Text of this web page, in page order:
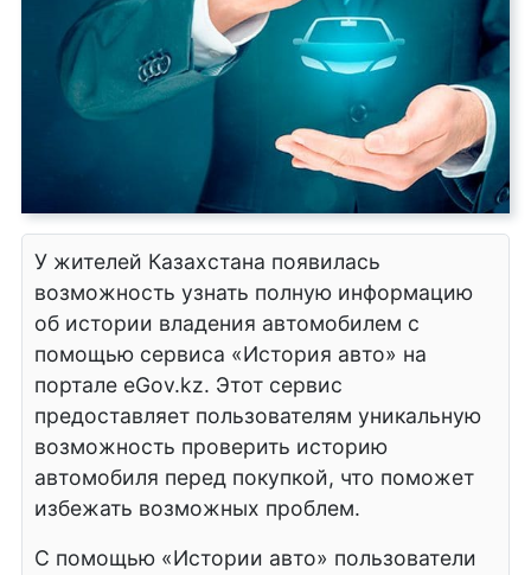
У жителей Казахстана появилась
возможность узнать полную информацию
об истории владения автомобилем с
помощью сервиса «История авто» на
портале eGov.kz. Этот сервис
предоставляет пользователям уникальную
возможность проверить историю
автомобиля перед покупкой, что поможет
избежать возможных проблем.
С помощью «Истории авто» пользователи